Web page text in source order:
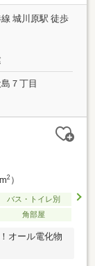
城川原駅 徒歩
７丁目
2）
バス・トイレ別
角部屋
オール電化物